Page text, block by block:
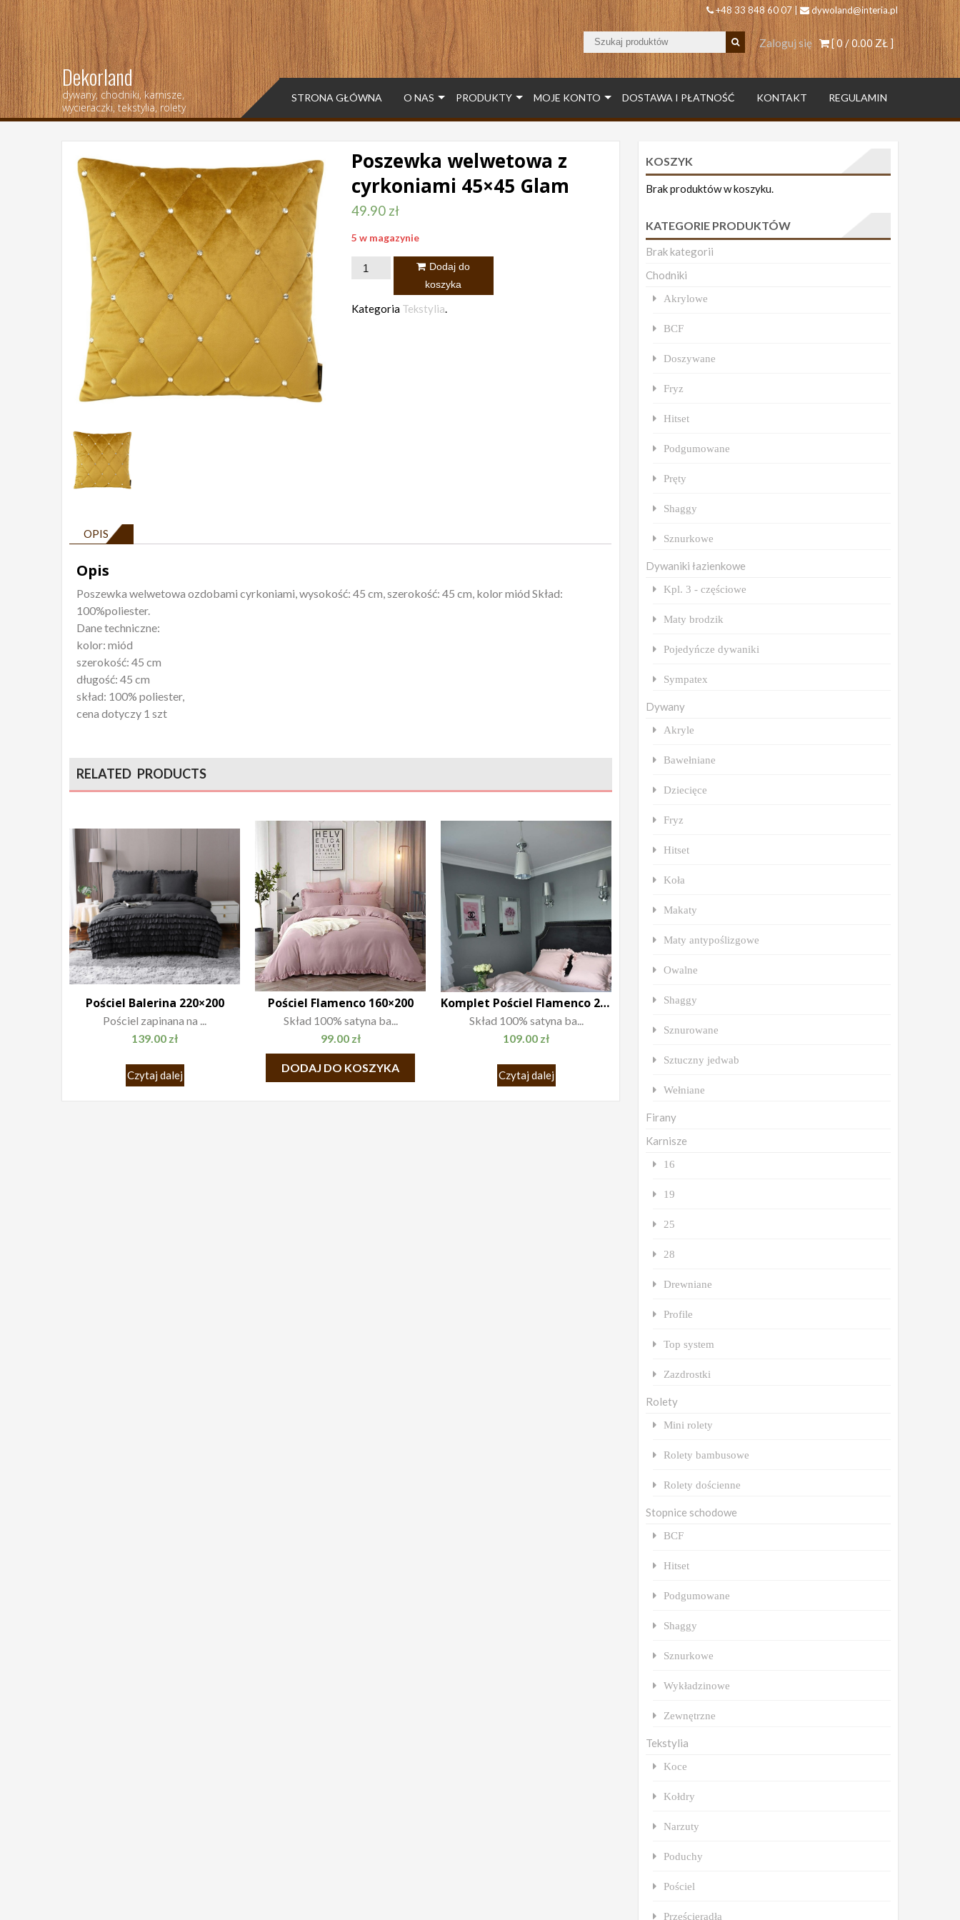
+48 33 848 60 07 | dywoland@interia.pl
[ 0 /0.00 ZŁ]
Zaloguj się
Dekorland
dywany, chodniki, karnisze,
wycieraczki, tekstylia, rolety
STRONA GŁÓWNA O NAS PRODUKTY MOJE KONTO DOSTAWA I PŁATNOŚĆ KONTAKT REGULAMIN
Poszewka welwetowa z
cyrkoniami 45×45 Glam
49.90 zł
5 w magazynie
ilość
welwetowa
Dodaj do
koszyka
Kategoria Tekstylia.
OPIS
Opis
Poszewka welwetowa ozdobami cyrkoniami, wysokość: 45 cm, szerokość: 45 cm, kolor miód Skład:
100%poliester.
Dane techniczne:
kolor: miód
szerokość: 45 cm
długość: 45 cm
skład: 100% poliester,
cena dotyczy 1 szt
RELATED PRODUCTS
Pościel Balerina 220×200
Pościel zapinana na ...
139.00 zł
Czytaj dalej
Pościel Flamenco 160×200
Skład 100% satyna ba...
99.00 zł
DODAJ DO KOSZYKA
Komplet Pościel Flamenco 200×220
Skład 100% satyna ba...
109.00 zł
Czytaj dalej
KOSZYK
Brak produktów w koszyku.
KATEGORIE PRODUKTÓW
Brak kategorii
Chodniki
Akrylowe
BCF
Doszywane
Fryz
Hitset
Podgumowane
Pręty
Shaggy
Sznurkowe
Dywaniki łazienkowe
Kpl. 3 - częściowe
Maty brodzik
Pojedyńcze dywaniki
Sympatex
Dywany
Akryle
Bawełniane
Dziecięce
Fryz
Hitset
Koła
Makaty
Maty antypoślizgowe
Owalne
Shaggy
Sznurowane
Sztuczny jedwab
Wełniane
Firany
Karnisze
16
19
25
28
Drewniane
Profile
Top system
Zazdrostki
Rolety
Mini rolety
Rolety bambusowe
Rolety dościenne
Stopnice schodowe
BCF
Hitset
Podgumowane
Shaggy
Sznurkowe
Wykładzinowe
Zewnętrzne
Tekstylia
Koce
Kołdry
Narzuty
Poduchy
Pościel
Prześcieradła